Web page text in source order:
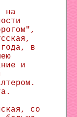
на
в
и
со